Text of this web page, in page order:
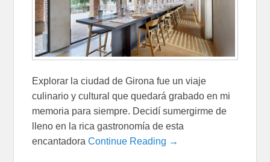
Explorar la ciudad de Girona fue un viaje
culinario y cultural que quedará grabado en mi
memoria para siempre. Decidí sumergirme de
lleno en la rica gastronomía de esta
encantadoraContinue Reading →